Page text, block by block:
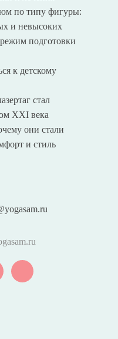
по типу фигуры:
и невысоких
подготовки
к детскому
стал
XXI века
они стали
и стиль